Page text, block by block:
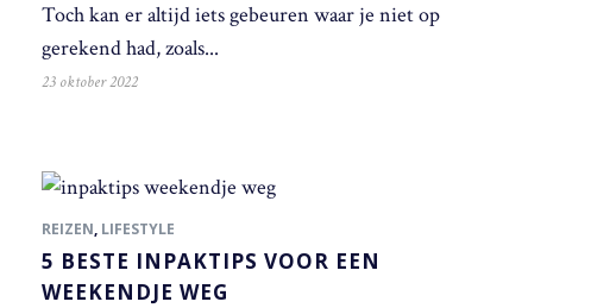
Toch kan er altijd iets gebeuren waar je niet op
gerekend had, zoals...
23 oktober 2022
REIZEN, LIFESTYLE
5 BESTE INPAKTIPS VOOR EEN
WEEKENDJE WEG